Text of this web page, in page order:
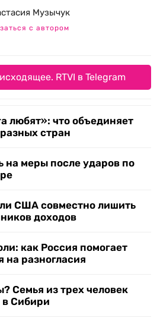
Музычук
с автором
RTVI в Telegram
любят»: что объединяет
стран
на меры после ударов по
США совместно лишить
доходов
как Россия помогает
разногласия
Семья из трех человек
в Сибири